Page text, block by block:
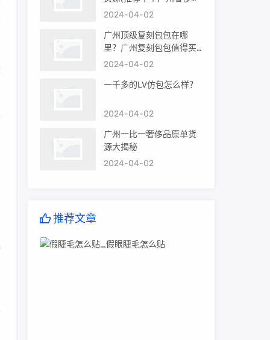
购买渠道)
2024-04-02
广州顶级复刻包包在哪
里？广州复刻包包值得买
吗？
2024-04-02
一千多的LV仿包怎么样？
2024-04-02
广州一比一奢侈品原单货
源大揭秘
2024-04-02
推荐文章